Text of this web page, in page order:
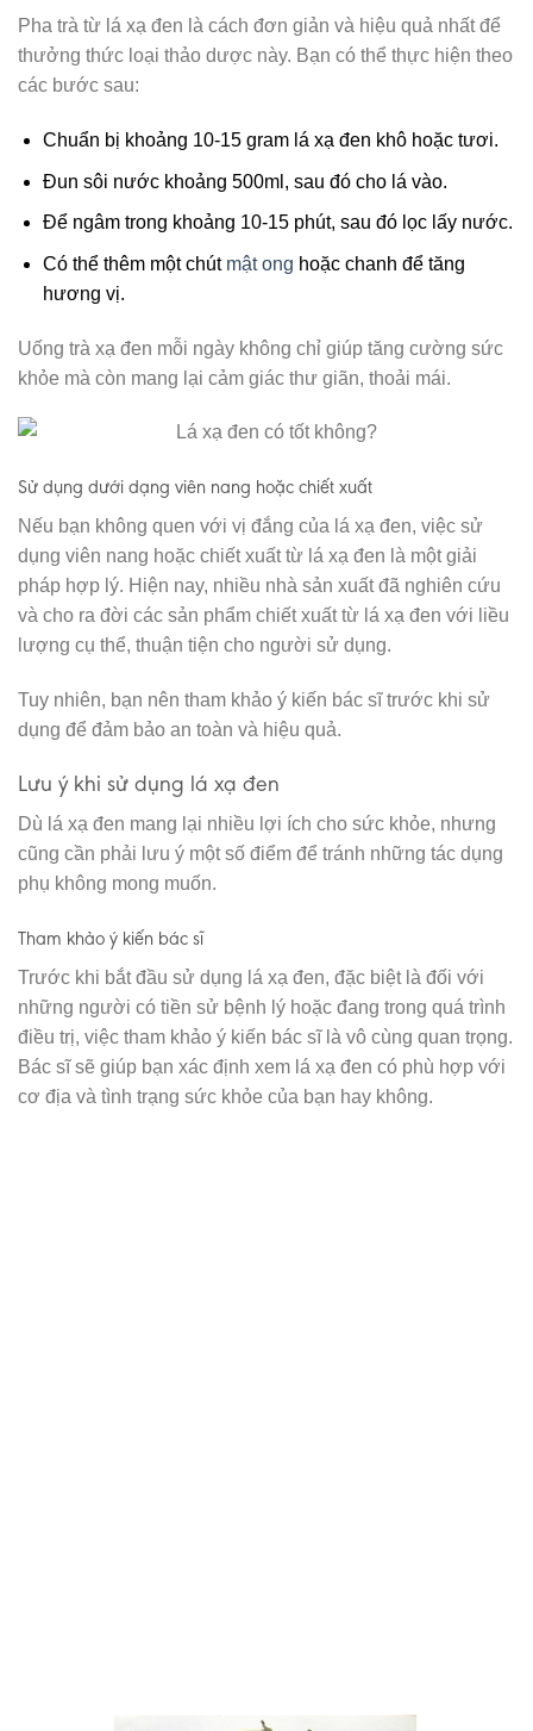
Pha trà từ lá xạ đen là cách đơn giản và hiệu quả nhất để
thưởng thức loại thảo dược này. Bạn có thể thực hiện theo
các bước sau:
Chuẩn bị khoảng 10-15 gram lá xạ đen khô hoặc tươi.
Đun sôi nước khoảng 500ml, sau đó cho lá vào.
Để ngâm trong khoảng 10-15 phút, sau đó lọc lấy nước.
Có thể thêm một chút mật ong hoặc chanh để tăng
hương vị.
Uống trà xạ đen mỗi ngày không chỉ giúp tăng cường sức
khỏe mà còn mang lại cảm giác thư giãn, thoải mái.
Sử dụng dưới dạng viên nang hoặc chiết xuất
Nếu bạn không quen với vị đắng của lá xạ đen, việc sử
dụng viên nang hoặc chiết xuất từ lá xạ đen là một giải
pháp hợp lý. Hiện nay, nhiều nhà sản xuất đã nghiên cứu
và cho ra đời các sản phẩm chiết xuất từ lá xạ đen với liều
lượng cụ thể, thuận tiện cho người sử dụng.
Tuy nhiên, bạn nên tham khảo ý kiến bác sĩ trước khi sử
dụng để đảm bảo an toàn và hiệu quả.
Lưu ý khi sử dụng lá xạ đen
Dù lá xạ đen mang lại nhiều lợi ích cho sức khỏe, nhưng
cũng cần phải lưu ý một số điểm để tránh những tác dụng
phụ không mong muốn.
Tham khảo ý kiến bác sĩ
Trước khi bắt đầu sử dụng lá xạ đen, đặc biệt là đối với
những người có tiền sử bệnh lý hoặc đang trong quá trình
điều trị, việc tham khảo ý kiến bác sĩ là vô cùng quan trọng.
Bác sĩ sẽ giúp bạn xác định xem lá xạ đen có phù hợp với
cơ địa và tình trạng sức khỏe của bạn hay không.